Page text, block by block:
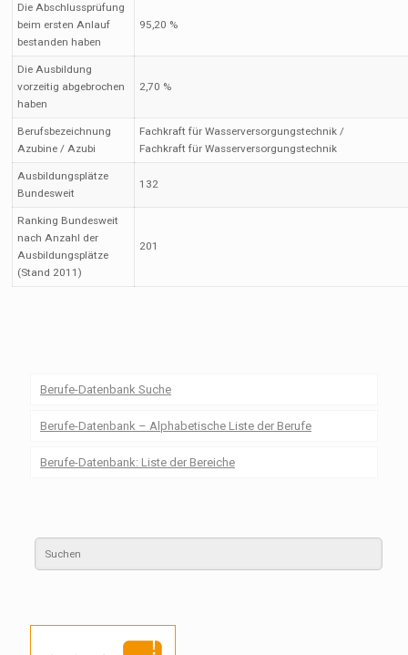
Die Abschlussprüfung
beim ersten Anlauf
bestanden haben
95,20 %
Die Ausbildung
vorzeitig abgebrochen
haben
2,70 %
Berufsbezeichnung
Azubine / Azubi
Fachkraft für Wasserversorgungstechnik /
Fachkraft für Wasserversorgungstechnik
Ausbildungsplätze
Bundesweit
132
Ranking Bundesweit
nach Anzahl der
Ausbildungsplätze
(Stand 2011)
201
Berufe-Datenbank Suche
Berufe-Datenbank – Alphabetische Liste der Berufe
Berufe-Datenbank: Liste der Bereiche